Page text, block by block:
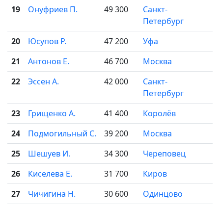
19
Онуфриев П. 49 300
Санкт-
Петербург
20
Юсупов Р. 47 200
Уфа
21
Антонов Е. 46 700
Москва
22
Эссен А. 42 000
Санкт-
Петербург
23
Грищенко А. 41 400
Королёв
24
Подмогильный С. 39 200
Москва
25
Шешуев И. 34 300
Череповец
26
Киселева Е. 31 700
Киров
27
Чичигина Н. 30 600
Одинцово